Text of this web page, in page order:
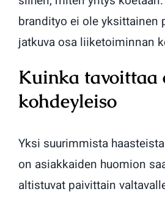
brandityo ei ole yksittainen
jatkuva osa liiketoiminnan
Kuinka tavoittaa
kohdeyleiso
Yksi suurimmista
on asiakkaiden huomion
altistuvat paivittain